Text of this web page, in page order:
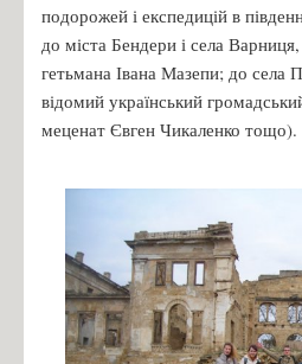
подорожей і експедицій в
до міста Бендери і села
гетьмана Івана Мазепи; до села
відомий український
меценат Євген Чикаленко тощо).